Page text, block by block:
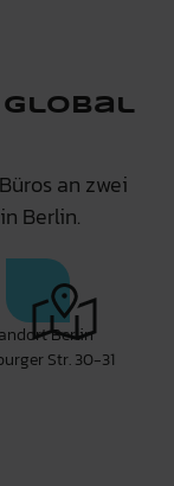
global
an zwei
Berlin.
Berlin
Str. 30-31